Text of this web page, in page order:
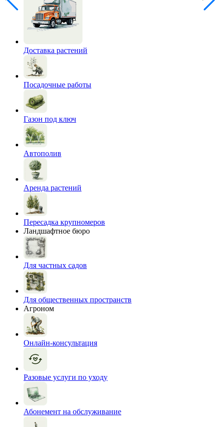
Доставка растений
Посадочные работы
Газон под ключ
Автополив
Аренда растений
Пересадка крупномеров
Ландшафтное бюро
Для частных садов
Для общественных пространств
Агроном
Онлайн-консультация
Разовые услуги по уходу
Абонемент на обслуживание